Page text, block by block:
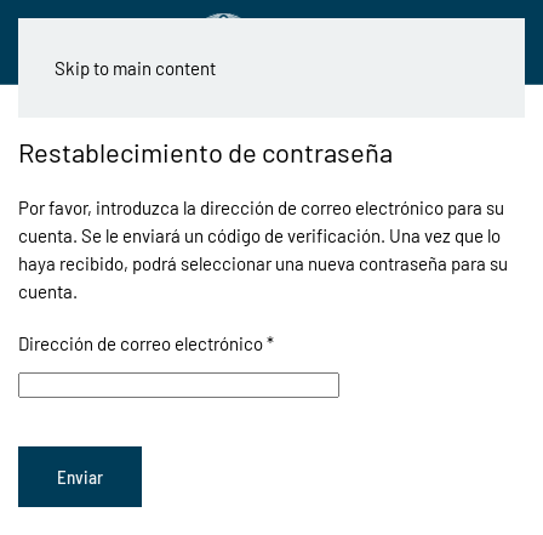
Skip to main content
Restablecimiento de contraseña
Por favor, introduzca la dirección de correo electrónico para su
cuenta. Se le enviará un código de verificación. Una vez que lo
haya recibido, podrá seleccionar una nueva contraseña para su
cuenta.
Dirección de correo electrónico*
Enviar